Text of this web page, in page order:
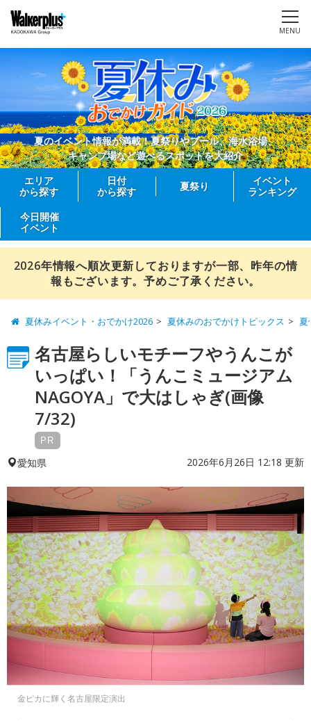
MENU
夏のイベント情報が満載！夏祭りやプール、海水浴場、
キャンプ場など遊べるスポットを大紹介
エリア
から探す
日付
から探す
夏祭り
イベント
ランキング
今日開催
イベント
2026年情報へ順次更新しておりますが一部、昨年の情
報もございます。予めご了承ください。
夏休みイベント・おでかけ2026 夏休みのおでかけトピックス 夏
名古屋らしいモチーフやうんこが
いっぱい！「うんこミュージアム
NAGOYA」で大はしゃぎ(画像
7/32)
PR
愛知県 2026年6月26日 12:18 更新
金ピカに輝く名古屋限定演出